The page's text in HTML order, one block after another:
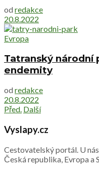
od redakce
20.8.2022
Evropa
Tatranský národní
endemity
od redakce
20.8.2022
Před. Další
Vyslapy.cz
Cestovatelský portál. U
Česká republika, Evropa a